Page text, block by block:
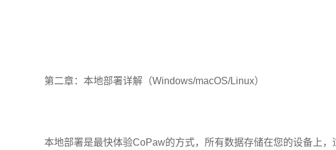
第二章：本地部署详解（Windows/macOS/Linux）
本地部署是最快体验CoPaw的方式，所有数据存储在您的设备上，